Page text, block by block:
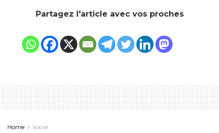
Partagez l'article avec vos proches
Home Social